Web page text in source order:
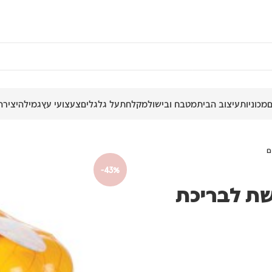
מכוניותעיצוב הביתמטבח ובישולמקלחתעל גלגליםצעצועי עץגמילה
-43%
לבריכת